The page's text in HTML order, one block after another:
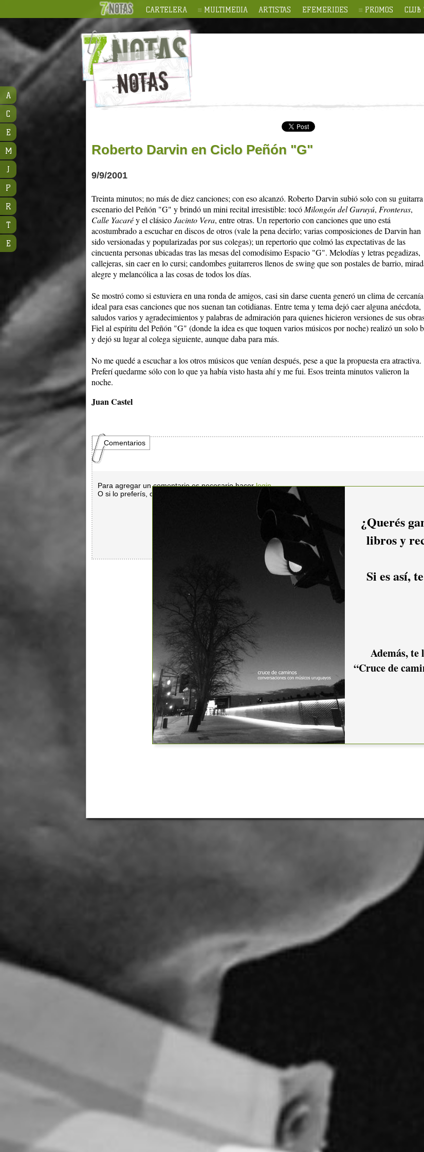
CARTELERA MULTIMEDIA ARTISTAS EFEMERIDES PROMOS CLUB
Roberto Darvin en Ciclo Peñón "G"
9/9/2001
Treinta minutos; no más de diez canciones; con eso alcanzó. Roberto Darvin subió solo con su
escenario del Peñón "G" y brindó un mini recital irresistible: tocóMilongón del Guruyú, Fronteras,
Calle Yacaréy el clásicoJacinto Vera, entre otras. Un repertorio con canciones que uno está
acostumbrado a escuchar en discos de otros (vale la pena decirlo; varias composiciones de Darvin han
sido versionadas y popularizadas por sus colegas); un repertorio que colmó las expectativas de las
cincuenta personas ubicadas tras las mesas del comodísimo Espacio "G". Melodías y letras pegadizas,
callejeras, sin caer en lo cursi; candombes guitarreros llenos de swing que son postales de barrio,
alegre y melancólica a las cosas de todos los días.
Se mostró como si estuviera en una ronda de amigos, casi sin darse cuenta generó un clima de cercanía
ideal para esas canciones que nos suenan tan cotidianas. Entre tema y tema dejó caer alguna anécdota,
saludos varios y agradecimientos y palabras de admiración para quienes hicieron versiones de sus
Fiel al espíritu del Peñón "G" (donde la idea es que toquen varios músicos por noche) realizó un solo
y dejó su lugar al colega siguiente, aunque daba para más.
No me quedé a escuchar a los otros músicos que venían después, pese a que la propuesta era atractiva.
Preferí quedarme sólo con lo que ya había visto hasta ahí y me fui. Esos treinta minutos valieron la
noche.
Juan Castel
Comentarios
Para agregar un comentario es necesario hacerlogin.
O si lo preferís, con
A
C
E
M
J
P
R
T
E
¿Querés
libros y
Si es así,
Además, te
“Cruce de